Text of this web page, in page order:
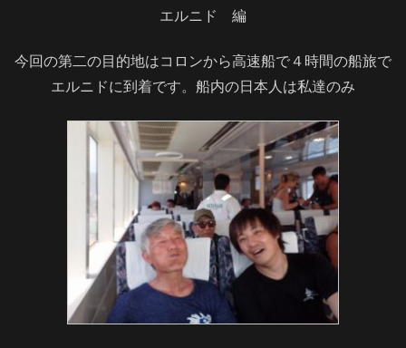
エルニド 編
今回の第二の目的地はコロンから高速船で４時間の船旅で
エルニドに到着です。船内の日本人は私達のみ